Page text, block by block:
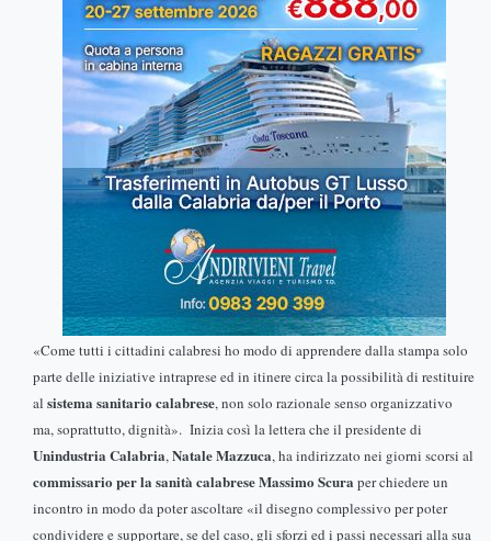
«Come tutti i cittadini calabresi ho modo di apprendere dalla stampa solo
parte delle iniziative intraprese ed in itinerecirca la possibilità di restituire
al sistema sanitario calabrese, non solo razionale senso organizzativo
ma, soprattutto, dignità». Inizia così la lettera che il presidente di
Unindustria Calabria,Natale Mazzuca, ha indirizzato nei giorni scorsi al
commissario per la sanità calabrese Massimo Scura per chiedere un
incontro in modo da poter ascoltare «il disegno complessivo per poter
condividere e supportare, se del caso, gli sforzi ed i passi necessari alla sua